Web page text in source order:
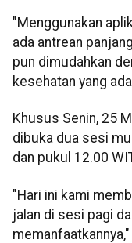
"Menggunakan
ada antrean
pun dimudahkan
kesehatan yang
Khusus Senin, 25
dibuka dua sesi
dan pukul 12.00
"Hari ini kami
jalan di sesi pagi